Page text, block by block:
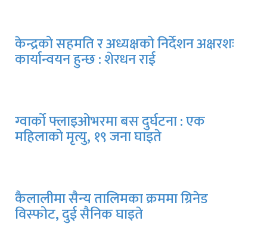
केन्द्रको सहमति र अध्यक्षको निर्देशन अक्षरशः
कार्यान्वयन हुन्छ : शेरधन राई
ग्वार्को फ्लाइओभरमा बस दुर्घटना : एक
महिलाको मृत्यु, १९ जना घाइते
कैलालीमा सैन्य तालिमका क्रममा ग्रिनेड
विस्फोट, दुई सैनिक घाइते